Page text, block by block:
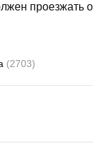
проезжать
(2703)